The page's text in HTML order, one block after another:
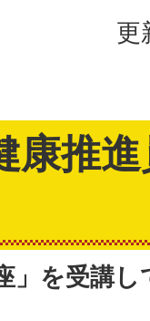
更
康推
」を受講